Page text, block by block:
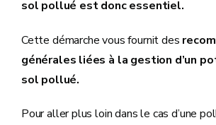
sol pollué est donc essentiel.
Cette démarche vous fournit des
générales liées à la gestion d’un
sol pollué.
Pour aller plus loin dans le cas d’une